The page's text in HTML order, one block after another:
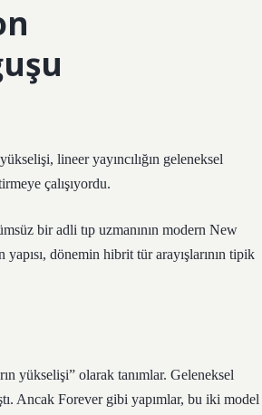
lineer yayıncılığın geleneksel
çalışıyordu.
bir adli tıp uzmanının modern New
dönemin hibrit tür arayışlarının tipik
yükselişi” olarak tanımlar. Geleneksel
Ancak Forever gibi yapımlar, bu iki model